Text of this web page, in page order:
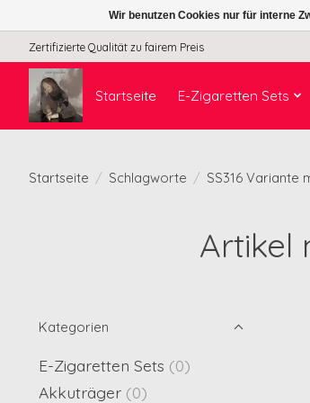
Zertifizierte Qualität zu fairem Preis
Startseite E-Zigaretten Sets
Startseite / Schlagworte / SS316 Variante
Artikel
Kategorien
E-Zigaretten Sets (0)
Akkuträger (0)
Wir benutzen Cookies nur für interne